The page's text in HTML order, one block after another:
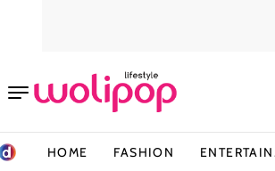
HOME FASHION